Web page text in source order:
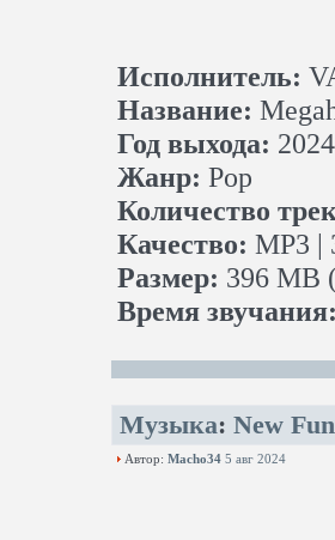
Исполнитель:
Название:
Год выхода: 2024
Жанр: Pop
Количество
Качество: MP3 |
Размер: 396 MB
Время
Музыка: New
Автор: Macho34 5 авг 2024